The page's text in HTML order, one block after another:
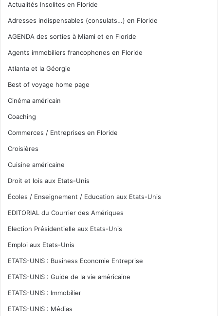
Actualités Insolites en Floride
Adresses indispensables (consulats…) en Floride
AGENDA des sorties à Miami et en Floride
Agents immobiliers francophones en Floride
Atlanta et la Géorgie
Best of voyage home page
Cinéma américain
Coaching
Commerces / Entreprises en Floride
Croisières
Cuisine américaine
Droit et lois aux Etats-Unis
Écoles / Enseignement / Education aux Etats-Unis
EDITORIAL du Courrier des Amériques
Election Présidentielle aux Etats-Unis
Emploi aux Etats-Unis
ETATS-UNIS : Business Economie Entreprise
ETATS-UNIS : Guide de la vie américaine
ETATS-UNIS : Immobilier
ETATS-UNIS : Médias